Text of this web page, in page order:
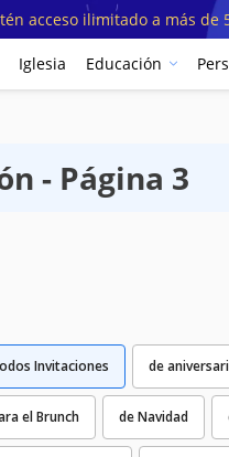
acceso ilimitado a más de
Iglesia Educación
- Página 3
Invitaciones de
el Brunch de Navidad